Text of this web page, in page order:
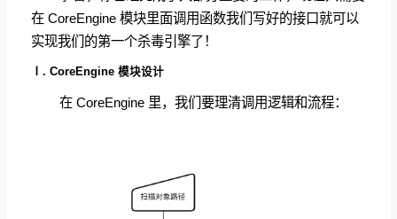
在 CoreEngine 模块里面调用函数我们写好的接口就可以
实现我们的第一个杀毒引擎了！
Ⅰ. CoreEngine 模块设计
在 CoreEngine 里，我们要理清调用逻辑和流程：